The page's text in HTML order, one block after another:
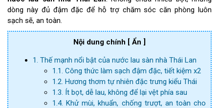
dòng này đủ đậm đặc để hỗ trợ chăm sóc căn phòng luôn
sạch sẽ, an toàn.
Nội dung chính [ Ẩn ]
1. Thế mạnh nổi bật của nước lau sàn nhà Thái Lan
1.1. Công thức làm sạch đậm đặc, tiết kiệm x2
1.2. Hương thơm tự nhiên đặc trưng kiểu Thái
1.3. Ít bọt, dễ lau, không để lại vệt phía sau
1.4. Khử mùi, khuẩn, chống trượt, an toàn cho